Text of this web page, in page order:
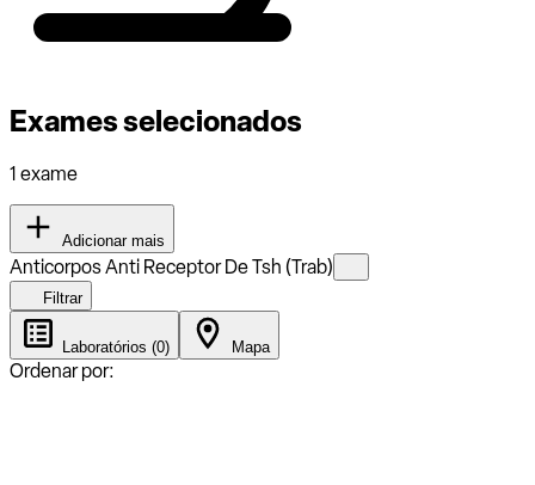
Exames selecionados
1 exame
Adicionar mais
Anticorpos Anti Receptor De Tsh (Trab)
Filtrar
Laboratórios (0) Mapa
Ordenar por: